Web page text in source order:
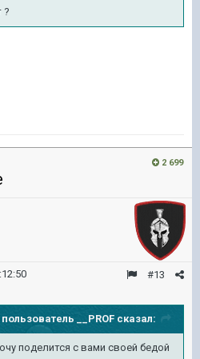
?
2 699
#13
пользователь __PROF сказал:
поделится с вами своей бедой